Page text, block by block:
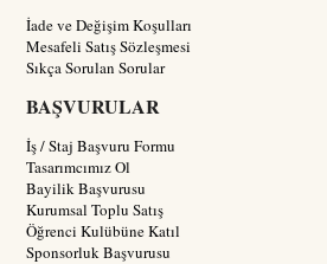
İade ve Değişim Koşulları
Mesafeli Satış Sözleşmesi
Sıkça Sorulan Sorular
BAŞVURULAR
İş / Staj Başvuru Formu
Tasarımcımız Ol
Bayilik Başvurusu
Kurumsal Toplu Satış
Öğrenci Kulübüne Katıl
Sponsorluk Başvurusu